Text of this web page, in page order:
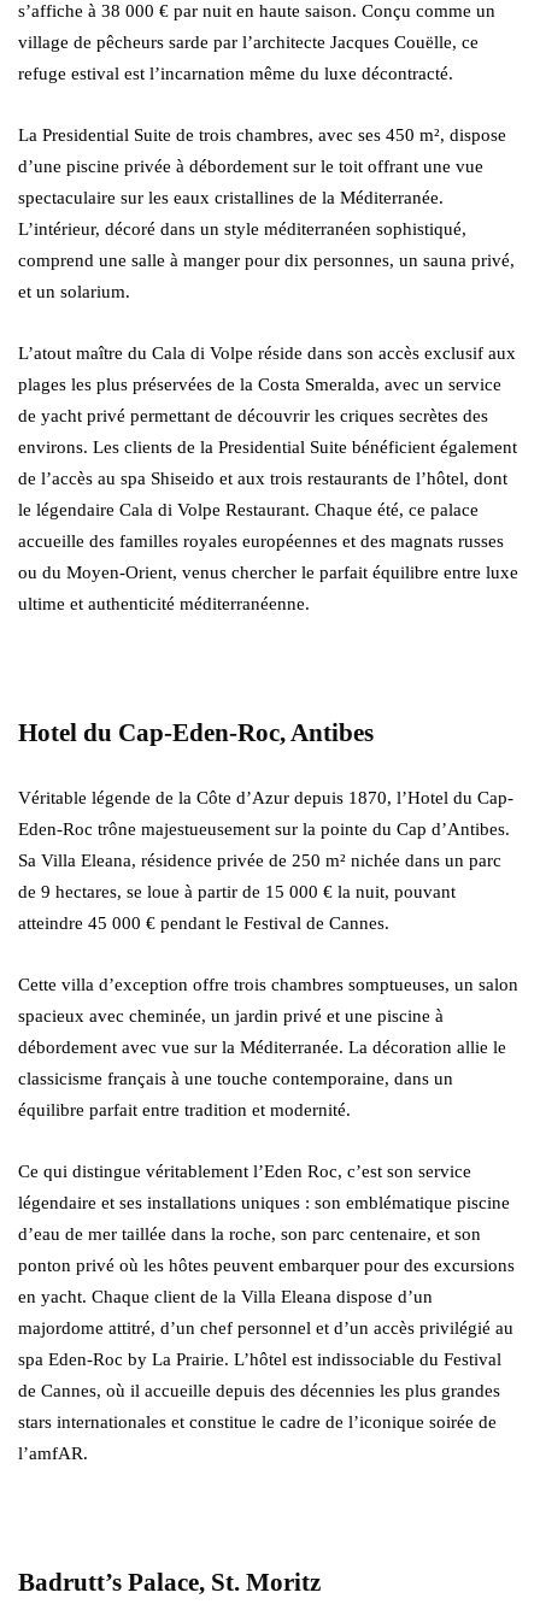
s’affiche à 38 000 € par nuit en haute saison. Conçu comme un
village de pêcheurs sarde par l’architecte Jacques Couëlle, ce
refuge estival est l’incarnation même du luxe décontracté.
La Presidential Suite de trois chambres, avec ses 450 m², dispose
d’une piscine privée à débordement sur le toit offrant une vue
spectaculaire sur les eaux cristallines de la Méditerranée.
L’intérieur, décoré dans un style méditerranéen sophistiqué,
comprend une salle à manger pour dix personnes, un sauna privé,
et un solarium.
L’atout maître du Cala di Volpe réside dans son accès exclusif aux
plages les plus préservées de la Costa Smeralda, avec un service
de yacht privé permettant de découvrir les criques secrètes des
environs. Les clients de la Presidential Suite bénéficient également
de l’accès au spa Shiseido et aux trois restaurants de l’hôtel, dont
le légendaire Cala di Volpe Restaurant. Chaque été, ce palace
accueille des familles royales européennes et des magnats russes
ou du Moyen-Orient, venus chercher le parfait équilibre entre luxe
ultime et authenticité méditerranéenne.
Hotel du Cap-Eden-Roc, Antibes
Véritable légende de la Côte d’Azur depuis 1870, l’Hotel du Cap-
Eden-Roc trône majestueusement sur la pointe du Cap d’Antibes.
Sa Villa Eleana, résidence privée de 250 m² nichée dans un parc
de 9 hectares, se loue à partir de 15 000 € la nuit, pouvant
atteindre 45 000 € pendant le Festival de Cannes.
Cette villa d’exception offre trois chambres somptueuses, un salon
spacieux avec cheminée, un jardin privé et une piscine à
débordement avec vue sur la Méditerranée. La décoration allie le
classicisme français à une touche contemporaine, dans un
équilibre parfait entre tradition et modernité.
Ce qui distingue véritablement l’Eden Roc, c’est son service
légendaire et ses installations uniques : son emblématique piscine
d’eau de mer taillée dans la roche, son parc centenaire, et son
ponton privé où les hôtes peuvent embarquer pour des excursions
en yacht. Chaque client de la Villa Eleana dispose d’un
majordome attitré, d’un chef personnel et d’un accès privilégié au
spa Eden-Roc by La Prairie. L’hôtel est indissociable du Festival
de Cannes, où il accueille depuis des décennies les plus grandes
stars internationales et constitue le cadre de l’iconique soirée de
l’amfAR.
Badrutt’s Palace, St. Moritz